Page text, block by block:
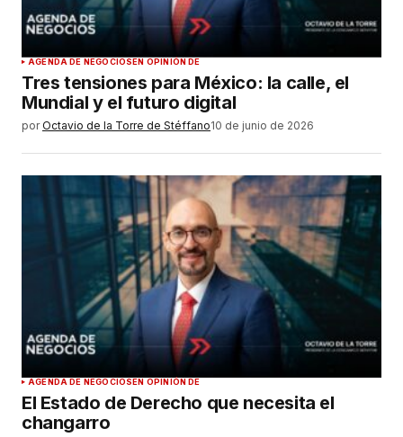
AGENDA DE NEGOCIOSEN OPINIÓN DE
Tres tensiones para México: la calle, el
Mundial y el futuro digital
por Octavio de la Torre de Stéffano10 de junio de 2026
AGENDA DE NEGOCIOSEN OPINIÓN DE
El Estado de Derecho que necesita el
changarro